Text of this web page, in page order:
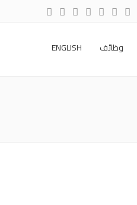
وظائف ENGLISH